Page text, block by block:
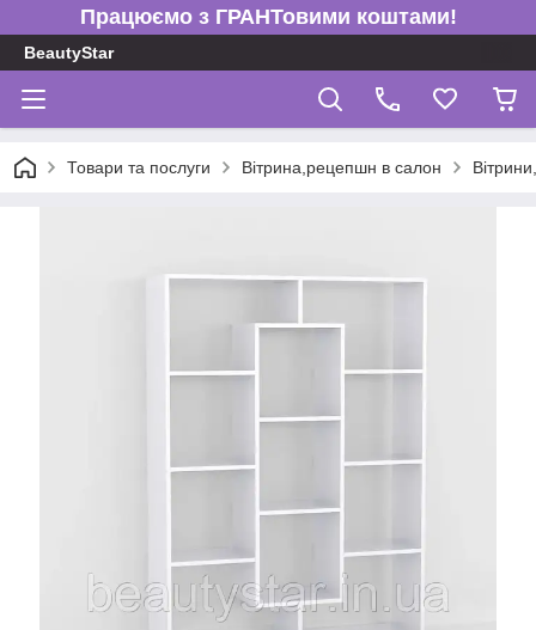
Працюємо з ГРАНТовими коштами!
BeautyStar
Товари та послуги Вітрина,рецепшн в салон